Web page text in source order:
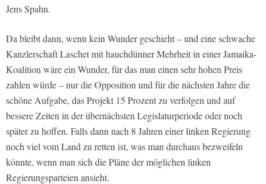
Jens Spahn.
Da bleibt dann, wenn kein Wunder geschieht – und eine schwache
Kanzlerschaft Laschet mit hauchdünner Mehrheit in einer Jamaika-
Koalition wäre ein Wunder, für das man einen sehr hohen Preis
zahlen würde – nur die Opposition und für die nächsten Jahre die
schöne Aufgabe, das Projekt 15 Prozent zu verfolgen und auf
bessere Zeiten in der übernächsten Legislaturperiode oder noch
später zu hoffen. Falls dann nach 8 Jahren einer linken Regierung
noch viel vom Land zu retten ist, was man durchaus bezweifeln
könnte, wenn man sich die Pläne der möglichen linken
Regierungsparteien ansieht.